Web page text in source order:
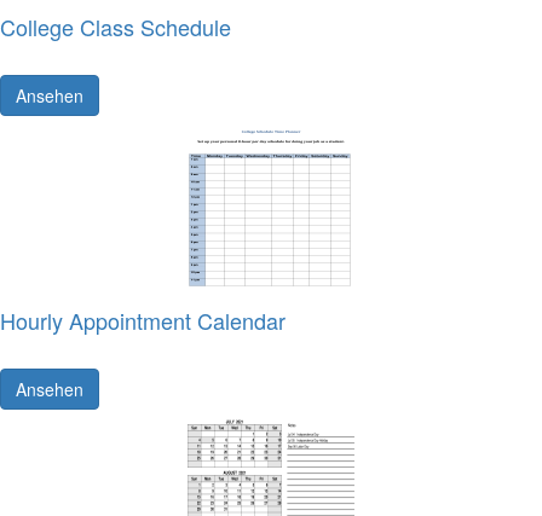
College Class Schedule
Ansehen
Hourly Appointment Calendar
Ansehen